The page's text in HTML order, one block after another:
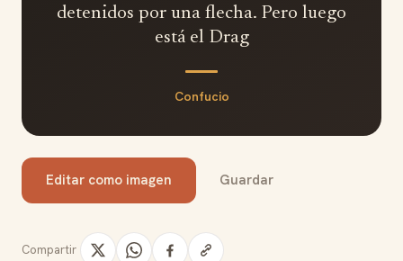
detenidos por una flecha. Pero luego
está el Drag
Confucio
Editar como imagen Guardar
Compartir